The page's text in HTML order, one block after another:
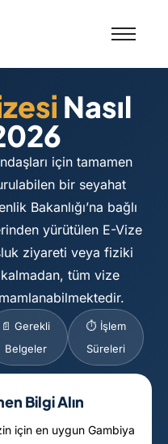
Nasıl
için tamamen
bir seyahat
Bakanlığı’na bağlı
yürütülen E-Vize
ziyareti veya fiziki
kalmadan, tüm vize
📄 Gerekli
Belgeler
⏱️ İşlem
Süreleri
Bilgi Alın
için en uygun Gambiya